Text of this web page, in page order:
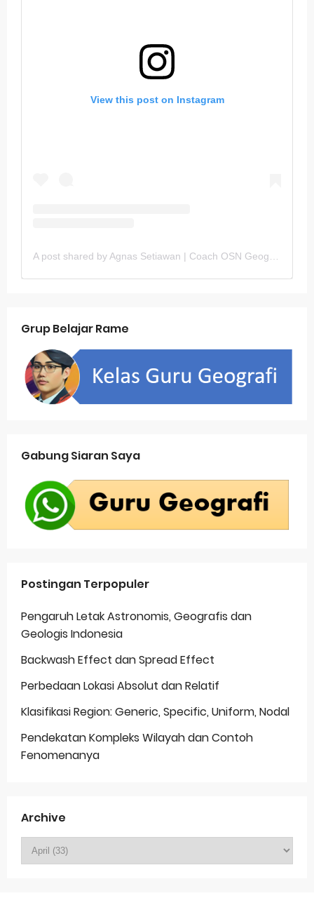
View this post on Instagram
A post shared by Agnas Setiawan | Coach OSN Geografi (@gurugeografi)
Grup Belajar Rame
Gabung Siaran Saya
Postingan Terpopuler
Pengaruh Letak Astronomis, Geografis dan
Geologis Indonesia
Backwash Effect dan Spread Effect
Perbedaan Lokasi Absolut dan Relatif
Klasifikasi Region: Generic, Specific, Uniform, Nodal
Pendekatan Kompleks Wilayah dan Contoh
Fenomenanya
Archive